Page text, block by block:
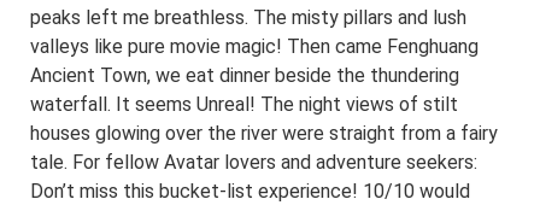
peaks left me breathless. The misty pillars and lush
valleys like pure movie magic! Then came Fenghuang
Ancient Town, we eat dinner beside the thundering
waterfall. It seems Unreal! The night views of stilt
houses glowing over the river were straight from a fairy
tale. For fellow Avatar lovers and adventure seekers:
Don’t miss this bucket-list experience! 10/10 would